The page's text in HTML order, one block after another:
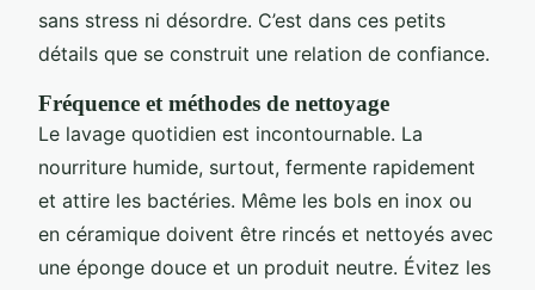
sans stress ni désordre. C’est dans ces petits
détails que se construit une relation de confiance.
Fréquence et méthodes de nettoyage
Le lavage quotidien est incontournable. La
nourriture humide, surtout, fermente rapidement
et attire les bactéries. Même les bols en inox ou
en céramique doivent être rincés et nettoyés avec
une éponge douce et un produit neutre. Évitez les